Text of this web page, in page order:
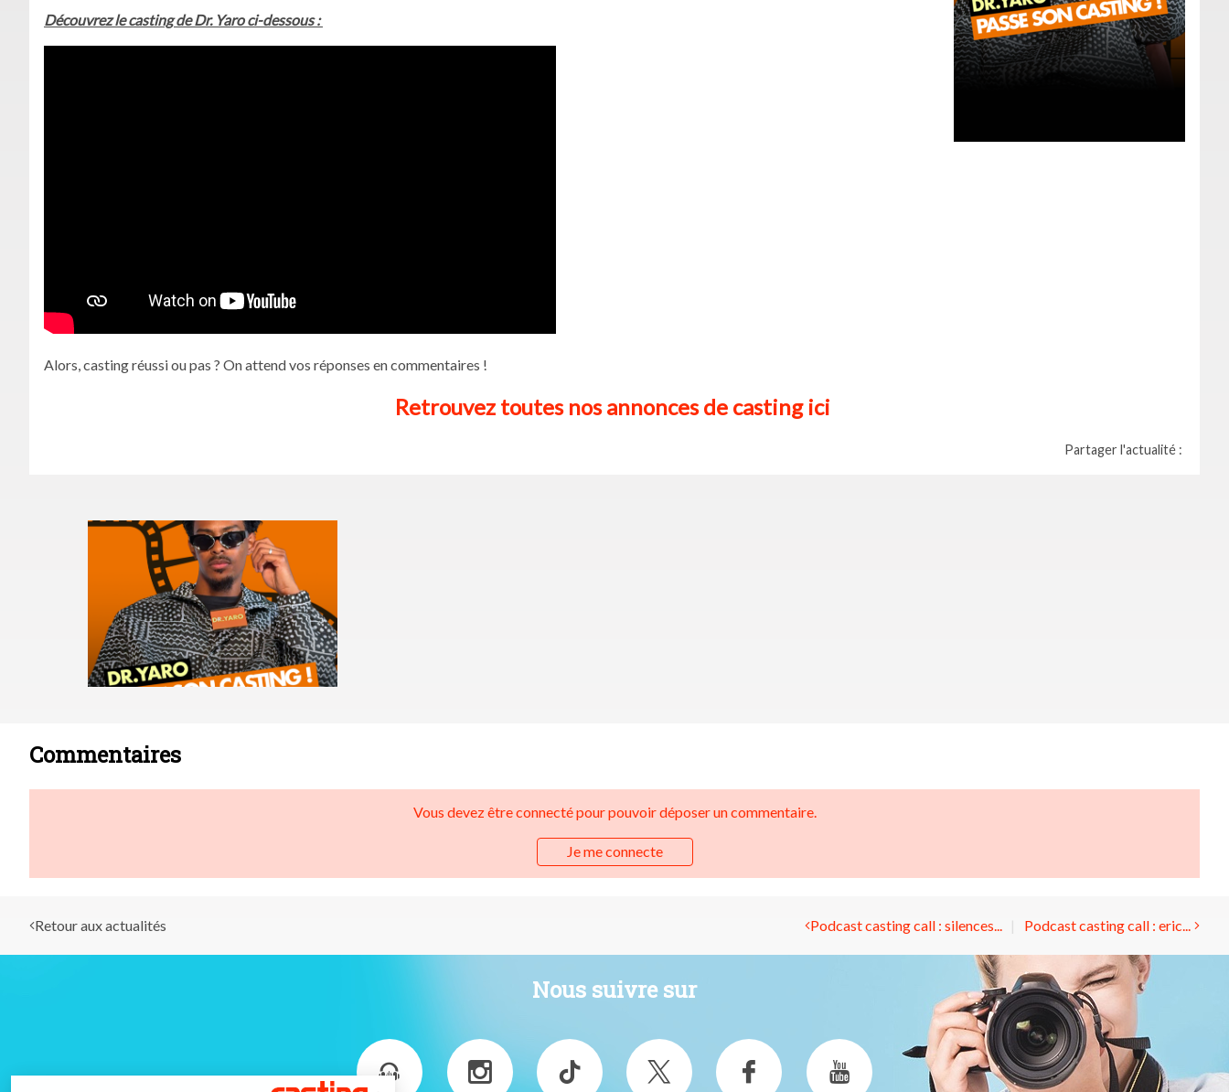
Découvrez le casting de Dr. Yaro ci-dessous :
Alors, casting réussi ou pas ? On attend vos réponses en commentaires !
Retrouvez toutes nos annonces de casting ici
Partager l'actualité :
Commentaires
Vous devez être connecté pour pouvoir déposer un commentaire.
Je me connecte
Retour aux actualités Podcast casting call : silences... Podcast casting call : eric...
Nous suivre sur